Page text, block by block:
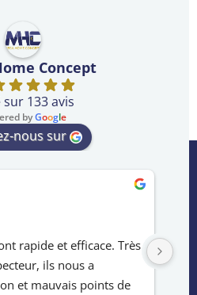
Concept
sur 133 avis
byGoogle
nous sur
a pris le
en détail.Le
facile à comprendre et